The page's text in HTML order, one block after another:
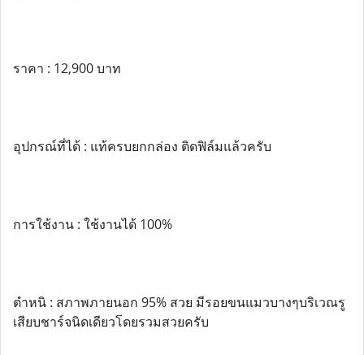
ราคา : 12,900 บาท
อุปกรณ์ที่ได้ : แท้ครบยกกล่อง ติดฟิล์มแล้วครับ
การใช้งาน : ใช้งานได้ 100%
ตำหนิ : สภาพภายนอก 95% สวย มีรอยขนแมวบางๆบริเวณรู
เสียบชาร์จนิดเดียวโดยรวมสวยครับ